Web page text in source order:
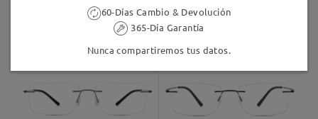
5-7 días laborales detalles
Llegado
Marcos Similares60-Días Cambio & Devolución
365-Día Garantía
Nunca compartiremos tus datos.